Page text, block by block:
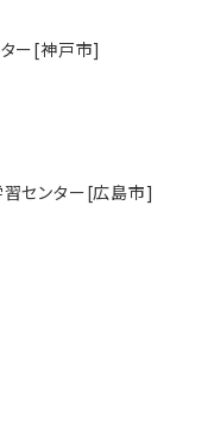
ー[神戸市]
センター[広島市]